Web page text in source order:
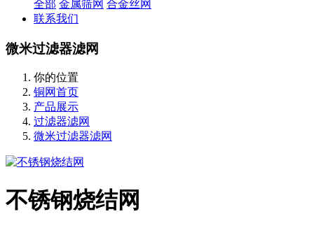
全部 金属筛网 合金丝网
联系我们
微米过滤器滤网
你的位置
铜网首页
产品展示
过滤器滤网
微米过滤器滤网
不锈钢烧结网